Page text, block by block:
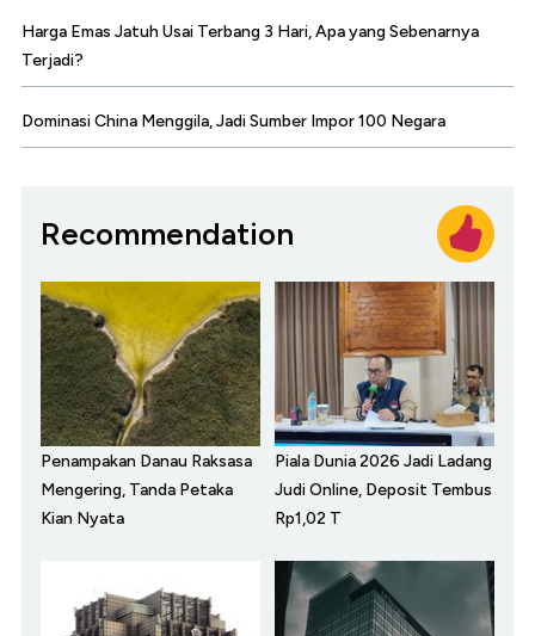
Harga Emas Jatuh Usai Terbang 3 Hari, Apa yang Sebenarnya
Terjadi?
Dominasi China Menggila, Jadi Sumber Impor 100 Negara
Recommendation
Penampakan Danau Raksasa
Mengering, Tanda Petaka
Kian Nyata
Piala Dunia 2026 Jadi Ladang
Judi Online, Deposit Tembus
Rp1,02 T